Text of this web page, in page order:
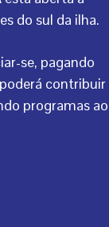
do sul da ilha.
se, pagando
contribuir
programas ao